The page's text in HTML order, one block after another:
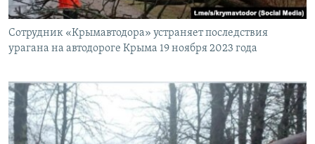
Сотрудник «Крымавтодора» устраняет последствия
урагана на автодороге Крыма 19 ноября 2023 года